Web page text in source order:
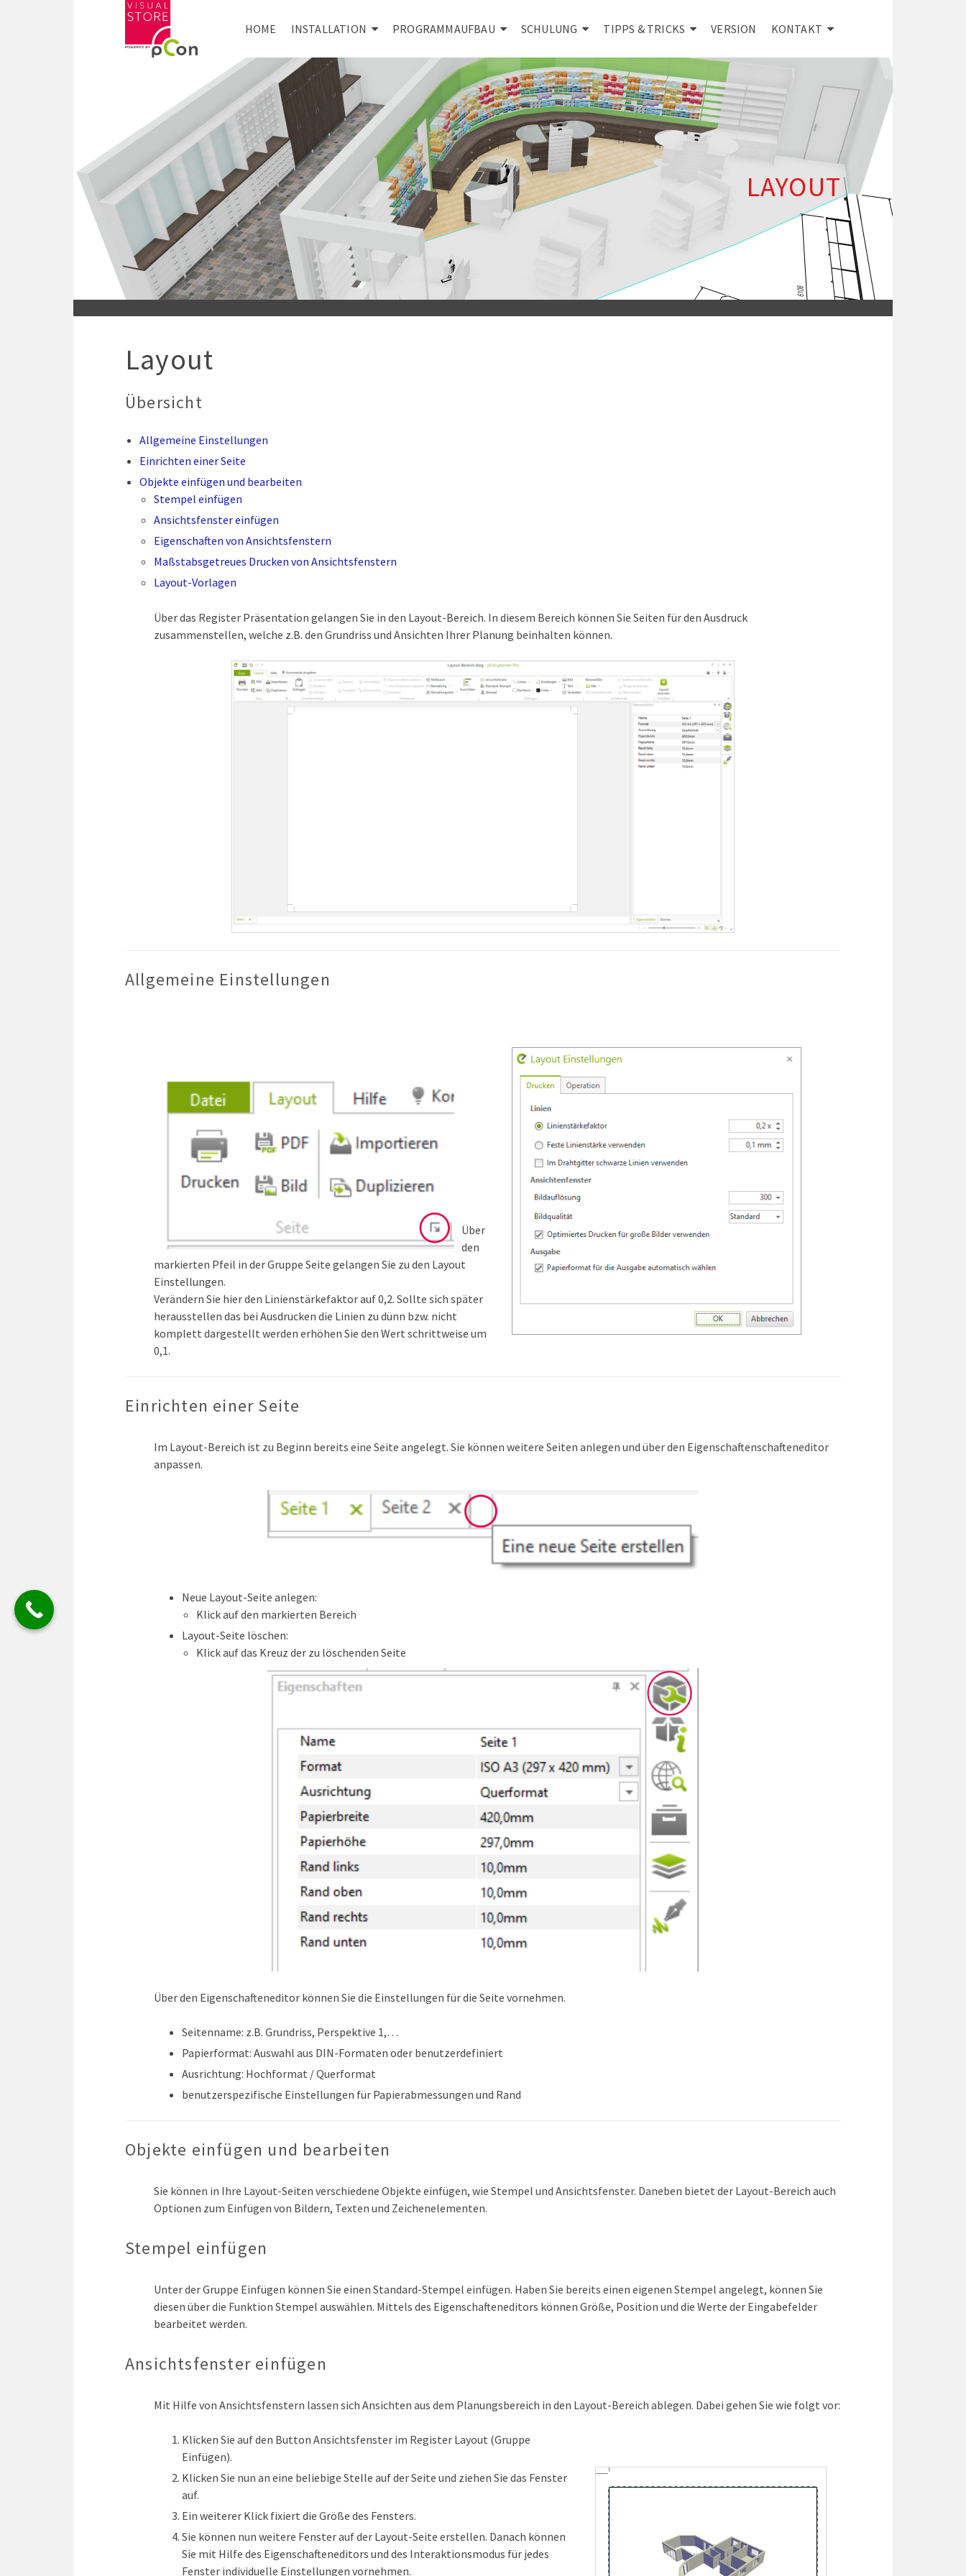
HOME INSTALLATION PROGRAMMAUFBAU SCHULUNG TIPPS & TRICKS VERSION KONTAKT
LAYOUT
Layout
Übersicht
Allgemeine Einstellungen
Einrichten einer Seite
Objekte einfügen und bearbeiten
Stempel einfügen
Ansichtsfenster einfügen
Eigenschaften von Ansichtsfenstern
Maßstabsgetreues Drucken von Ansichtsfenstern
Layout-Vorlagen
Über das Register Präsentation gelangen Sie in den Layout-Bereich. In diesem Bereich können Sie Seiten für den Ausdruck
zusammenstellen, welche z.B. den Grundriss und Ansichten Ihrer Planung beinhalten können.
Allgemeine Einstellungen
Über
den
markierten Pfeil in der Gruppe Seite gelangen Sie zu den Layout
Einstellungen.
Verändern Sie hier den Linienstärkefaktor auf 0,2. Sollte sich später
herausstellen das bei Ausdrucken die Linien zu dünn bzw. nicht
komplett dargestellt werden erhöhen Sie den Wert schrittweise um
0,1.
Einrichten einer Seite
Im Layout-Bereich ist zu Beginn bereits eine Seite angelegt. Sie können weitere Seiten anlegen und über den Eigenschaftenschafteneditor
anpassen.
Neue Layout-Seite anlegen:
Klick auf den markierten Bereich
Layout-Seite löschen:
Klick auf das Kreuz der zu löschenden Seite
Über den Eigenschafteneditor können Sie die Einstellungen für die Seite vornehmen.
Seitenname: z.B. Grundriss, Perspektive 1,…
Papierformat: Auswahl aus DIN-Formaten oder benutzerdefiniert
Ausrichtung: Hochformat / Querformat
benutzerspezifische Einstellungen für Papierabmessungen und Rand
Objekte einfügen und bearbeiten
Sie können in Ihre Layout-Seiten verschiedene Objekte einfügen, wie Stempel und Ansichtsfenster. Daneben bietet der Layout-Bereich auch
Optionen zum Einfügen von Bildern, Texten und Zeichenelementen.
Stempel einfügen
Unter der Gruppe Einfügen können Sie einen Standard-Stempel einfügen. Haben Sie bereits einen eigenen Stempel angelegt, können Sie
diesen über die Funktion Stempel auswählen. Mittels des Eigenschafteneditors können Größe, Position und die Werte der Eingabefelder
bearbeitet werden.
Ansichtsfenster einfügen
Mit Hilfe von Ansichtsfenstern lassen sich Ansichten aus dem Planungsbereich in den Layout-Bereich ablegen. Dabei gehen Sie wie folgt vor:
Klicken Sie auf den Button Ansichtsfenster im Register Layout (Gruppe
Einfügen).
Klicken Sie nun an eine beliebige Stelle auf der Seite und ziehen Sie das Fenster
auf.
Ein weiterer Klick fixiert die Größe des Fensters.
Sie können nun weitere Fenster auf der Layout-Seite erstellen. Danach können
Sie mit Hilfe des Eigenschafteneditors und des Interaktionsmodus für jedes
Fenster individuelle Einstellungen vornehmen.